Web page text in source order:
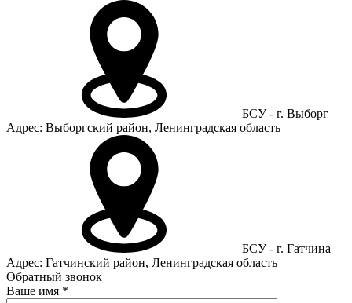
БСУ - г. Выборг
Адрес: Выборгский район, Ленинградская область
БСУ - г. Гатчина
Адрес: Гатчинский район, Ленинградская область
Обратный звонок
Ваше имя *